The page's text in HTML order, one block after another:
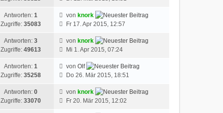
Antworten: 1
Zugriffe: 35083
von knork
Fr 17. Apr 2015, 12:57
Antworten: 3
Zugriffe: 49613
von knork
Mi 1. Apr 2015, 07:24
Antworten: 1
Zugriffe: 35258
vonOlf
Do 26. Mär 2015, 18:51
Antworten: 0
Zugriffe: 33070
von knork
Fr 20. Mär 2015, 12:02